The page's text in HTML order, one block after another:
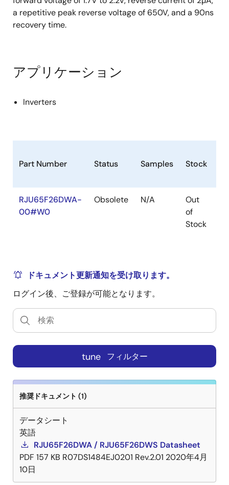
a repetitive peak reverse voltage of 650V, and a 90ns
recovery time.
アプリケーション
Inverters
Part Number Status Samples Stock
RJU65F26DWA-
00#W0
Obsolete N/A
Out
of
Stock
ドキュメント更新通知を受け取ります。
ログイン後、ご登録が可能となります。
tune フィルター
推奨ドキュメント (1)
データシート
英語
RJU65F26DWA / RJU65F26DWS Datasheet
PDF 157 KB R07DS1484EJ0201 Rev.2.01 2020年4月
10日